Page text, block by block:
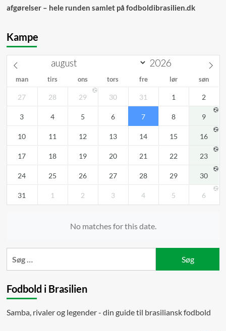
afgørelser – hele runden samlet på fodboldibrasilien.dk
Kampe
man tirs ons tors fre lør søn
27 28 29 30 31 1 2
3 4 5 6 7 8 9
10 11 12 13 14 15 16
17 18 19 20 21 22 23
24 25 26 27 28 29 30
31 1 2 3 4 5 6
No matches for this date.
efter:
Fodbold i Brasilien
Samba, rivaler og legender - din guide til brasiliansk fodbold